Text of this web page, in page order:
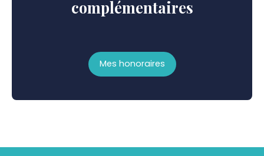
complémentaires
Mes honoraires